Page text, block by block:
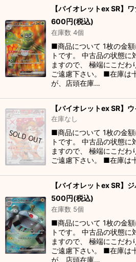
【バイオレットex SR
600円(税込)
在庫数 4個
■商品について 1枚の金
トです。 中古品の状態に
ますので、 極端にこだわ
ご遠慮下さい。 ■在庫は
が、店頭在庫…
【バイオレットex SR
在庫なし
■商品について 1枚の金
トです。 中古品の状態に
ますので、 極端にこだわ
ご遠慮下さい。 ■在庫は
【バイオレットex SR
500円(税込)
在庫数 5個
■商品について 1枚の金
トです。 中古品の状態に
ますので、 極端にこだわ
ご遠慮下さい。 ■在庫は
が、店頭在庫…